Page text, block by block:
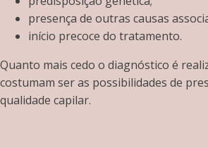
presença de outras causas
início precoce do tratamento.
Quanto mais cedo o diagnóstico é
costumam ser as possibilidades de
qualidade capilar.